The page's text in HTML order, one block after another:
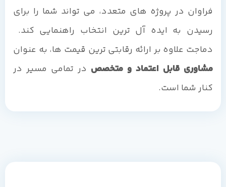
فراوان در پروژه های متعدد، می تواند شما را برای
رسیدن به ایده آل ترین انتخاب راهنمایی کند.
دماجت علاوه بر ارائه رقابتی ترین قیمت ها، به عنوان
مشاوری قابل اعتماد و متخصص در تمامی مسیر در
کنار شما است.